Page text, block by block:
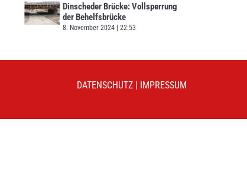
Dinscheder Brücke: Vollsperrung
der Behelfsbrücke
8. November 2024 22:53
DATENSCHUTZ | IMPRESSUM